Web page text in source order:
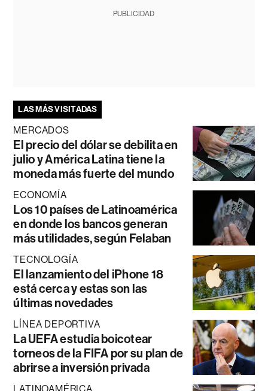
PUBLICIDAD
LAS MÁS VISITADAS
MERCADOS
El precio del dólar se debilita en
julio y América Latina tiene la
moneda más fuerte del mundo
ECONOMÍA
Los 10 países de Latinoamérica
en donde los bancos generan
más utilidades, según Felaban
TECNOLOGÍA
El lanzamiento del iPhone 18
está cerca y estas son las
últimas novedades
LÍNEA DEPORTIVA
La UEFA estudia boicotear
torneos de la FIFA por su plan de
abrirse a inversión privada